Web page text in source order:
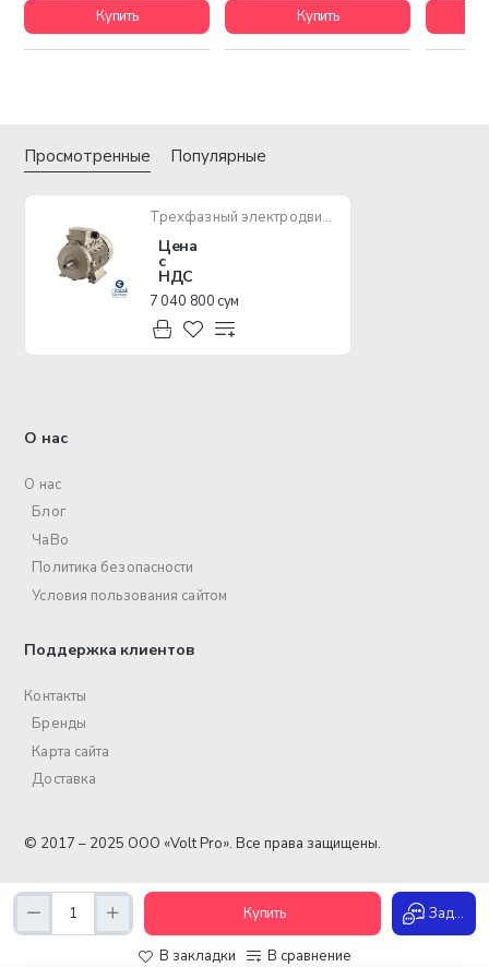
Купить Задать вопрос
В закладки В сравнение
Купить Купить
Просмотренные Популярные
Трехфазный электродвигатель Electrogen 160-рама, 4 полюса, крепление B3
Цена
с
НДС
7 040 800 сум
О нас
О нас
Блог
ЧаВо
Политика безопасности
Условия пользования сайтом
Поддержка клиентов
Контакты
Бренды
Карта сайта
Доставка
© 2017 – 2025 ООО «Volt Pro». Все права защищены.